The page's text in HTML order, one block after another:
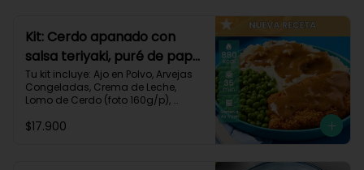
Kit: Cerdo apanado con
salsa teriyaki, puré de papa
al ajillo y arvejas-150
Tu kit incluye: Ajo en Polvo, Arvejas
Congeladas, Crema de Leche,
Lomo de Cerdo (foto 160g/p),
Pastusa, Salsa teriyaki, Receta
$17.900